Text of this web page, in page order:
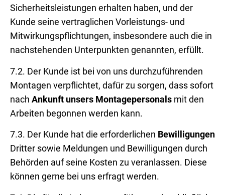
Sicherheitsleistungen erhalten haben, und der
Kunde seine vertraglichen Vorleistungs- und
Mitwirkungspflichtungen, insbesondere auch die in
nachstehenden Unterpunkten genannten, erfüllt.
7.2. Der Kunde ist bei von uns durchzuführenden
Montagen verpflichtet, dafür zu sorgen, dass sofort
nach Ankunft unsers Montagepersonals mit den
Arbeiten begonnen werden kann.
7.3. Der Kunde hat die erforderlichen Bewilligungen
Dritter sowie Meldungen und Bewilligungen durch
Behörden auf seine Kosten zu veranlassen. Diese
können gerne bei uns erfragt werden.